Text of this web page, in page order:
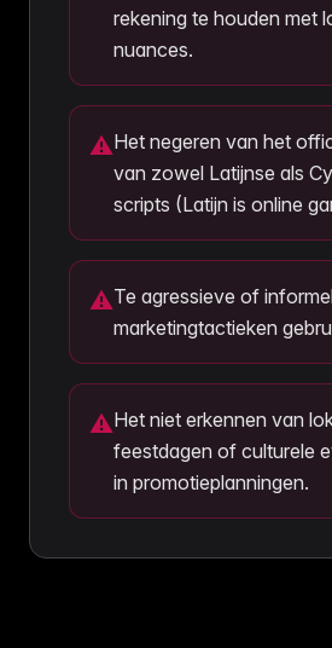
rekening te houden met
nuances.
⚠Het negeren van het
van zowel Latijnse als
scripts (Latijn is online
⚠Te agressieve of
marketingtactieken
⚠Het niet erkennen van
feestdagen of culturele
in promotieplanningen.